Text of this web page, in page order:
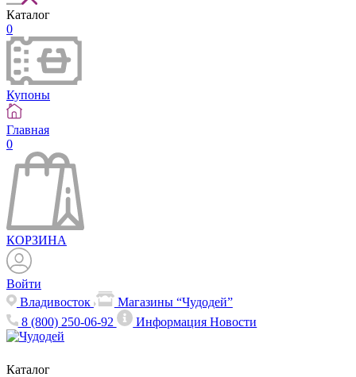
Каталог
0
Купоны
Главная
0
КОРЗИНА
Войти
Владивосток
Магазины “Чудодей”
8 (800) 250-06-92
ИнформацияНовости
Каталог